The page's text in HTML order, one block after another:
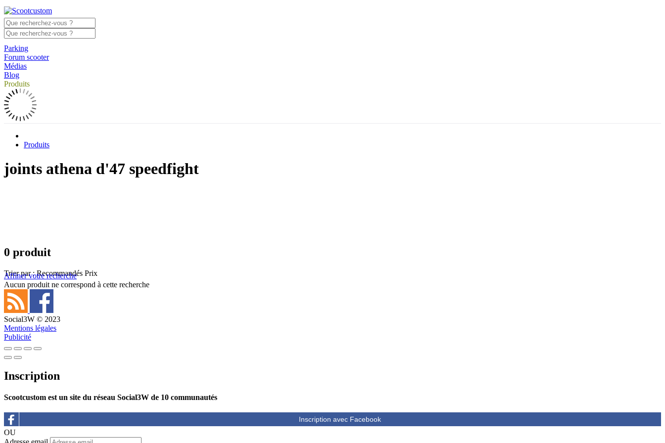
Parking
Forum scooter
Médias
Blog
Produits
Produits
joints athena d'47 speedfight
0 produit
Trier par : Recommandés Prix
Affiner votre recherche
Aucun produit ne correspond à cette recherche
Social3W © 2023
Mentions légales
Publicité
Inscription
Scootcustom est un site du réseau Social3W de 10 communautés
OU